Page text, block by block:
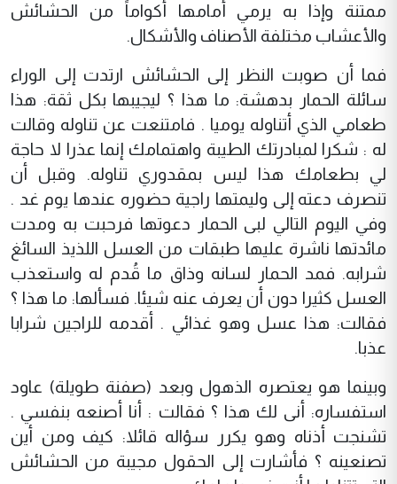
ممتنة وإذا به يرمي أمامها أكواماً من الحشائش
والأعشاب مختلفة الأصناف والأشكال.
فما أن صوبت النظر إلى الحشائش ارتدت إلى الوراء
سائلة الحمار بدهشة: ما هذا ؟ ليجيبها بكل ثقة: هذا
طعامي الذي أتناوله يوميا . فامتنعت عن تناوله وقالت
له : شكرا لمبادرتك الطيبة واهتمامك إنما عذرا لا حاجة
لي بطعامك هذا ليس بمقدوري تناوله. وقبل أن
تنصرف دعته إلى وليمتها راجية حضوره عندها يوم غد .
وفي اليوم التالي لبى الحمار دعوتها فرحبت به ومدت
مائدتها ناشرة عليها طبقات من العسل اللذيذ السائغ
شرابه. فمد الحمار لسانه وذاق ما قُدم له واستعذب
العسل كثيرا دون أن يعرف عنه شيئا. فسألها: ما هذا ؟
فقالت: هذا عسل وهو غذائي . أقدمه للراجين شرابا
عذبا.
وبينما هو يعتصره الذهول وبعد (صفنة طويلة) عاود
استفساره: أنى لك هذا ؟ فقالت : أنا أصنعه بنفسي .
تشنجت أذناه وهو يكرر سؤاله قائلا: كيف ومن أين
تصنعينه ؟ فأشارت إلى الحقول مجيبة من الحشائش